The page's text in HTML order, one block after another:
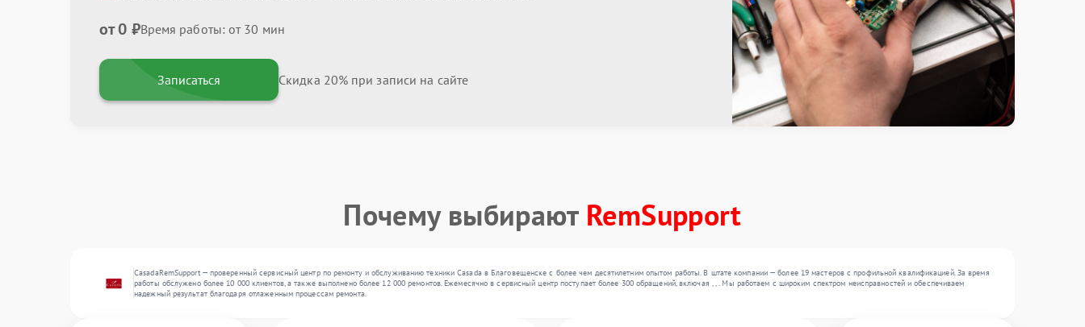
от 0 ₽Время работы: от 30 мин
Записаться Скидка 20% при записи на сайте
Почему выбирают RemSupport
CasadaRemSupport — проверенный сервисный центр по ремонту и обслуживанию техники Casada в Благовещенске с более чем десятилетним опытом работы. В штате компании — более 19 мастеров с профильной квалификацией. За время
работы обслужено более 10 000 клиентов, а также выполнено более 12 000 ремонтов. Ежемесячно в сервисный центр поступает более 300 обращений, включая , , . Мы работаем с широким спектром неисправностей и обеспечиваем
надежный результат благодаря отлаженным процессам ремонта.